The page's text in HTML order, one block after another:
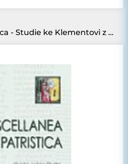
Miscellanea patristica - Studie ke Klementovi z Alexandrie, Mariu Victorinovi, Ambrosiastrovi a Maximu Confessorovi